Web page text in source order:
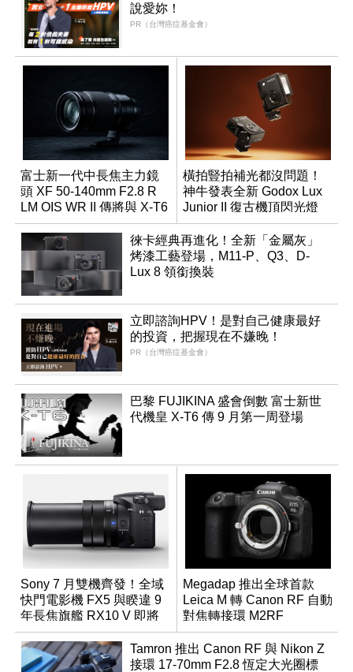
說愛妳！
PR（台灣癌症基金會）
富士新一代中長焦主力鏡
頭 XF 50-140mm F2.8 R
LM OIS WR II 傳將與 X-T6
同步亮相
橫拍豎拍補光都沒問題！
神牛發表全新 Godox Lux
Junior II 復古機頂閃光燈
徠卡經典再進化！全新「金屬灰」
烤漆工藝登場，M11-P、Q3、D-
Lux 8 領銜換裝
立即諮詢HPV！是對自己健康最好
的投資，把握現在不嫌晚！
PR（台灣癌症基金會）
巴黎 FUJIKINA 盛會倒數 富士新世
代機皇 X-T6 傳 9 月第一周登場
Sony 7 月雙機齊發！全域
快門電影機 FX5 與睽違 9
年長焦旗艦 RX10 V 即將
登場
Megadap 推出全球首款
Leica M 轉 Canon RF 自動
對焦轉接環 M2RF
Tamron 推出 Canon RF 與 Nikon Z
接環 17-70mm F2.8 恆定大光圈標